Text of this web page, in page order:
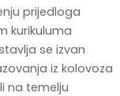
prijedloga
kurikuluma
se izvan
iz kolovoza
na temelju